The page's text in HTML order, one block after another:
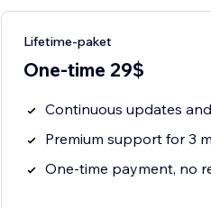
Lifetime-paket
One-time 29$
Continuous updates
Premium support for 3
One-time payment, no